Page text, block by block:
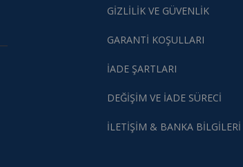
GİZLİLİK VE GÜVENLİK
GARANTİ KOŞULLARI
İADE ŞARTLARI
DEĞİŞİM VE İADE SÜRECİ
İLETİŞİM & BANKA BİLGİLERİ